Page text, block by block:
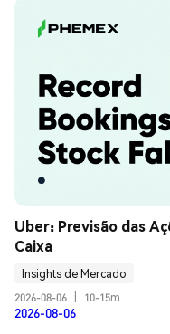
Uber: Previsão das
Caixa
Insights de Mercado
2026-08-06
10-15m
2026-08-06